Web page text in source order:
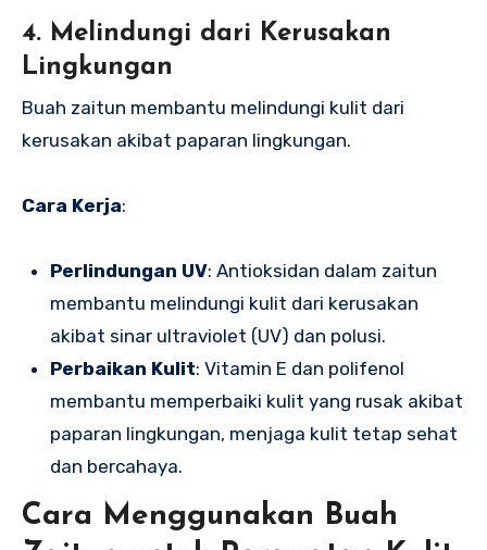
4. Melindungi dari Kerusakan
Lingkungan
Buah zaitun membantu melindungi kulit dari
kerusakan akibat paparan lingkungan.
Cara Kerja:
Perlindungan UV: Antioksidan dalam zaitun
membantu melindungi kulit dari kerusakan
akibat sinar ultraviolet (UV) dan polusi.
Perbaikan Kulit: Vitamin E dan polifenol
membantu memperbaiki kulit yang rusak akibat
paparan lingkungan, menjaga kulit tetap sehat
dan bercahaya.
Cara Menggunakan Buah